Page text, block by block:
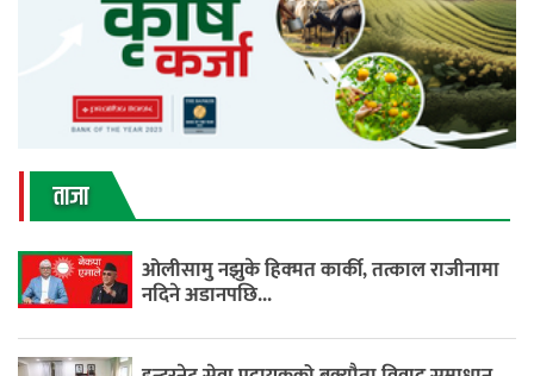
ताजा
ओलीसामु नझुके हिक्मत कार्की, तत्काल राजीनामा
नदिने अडानपछि...